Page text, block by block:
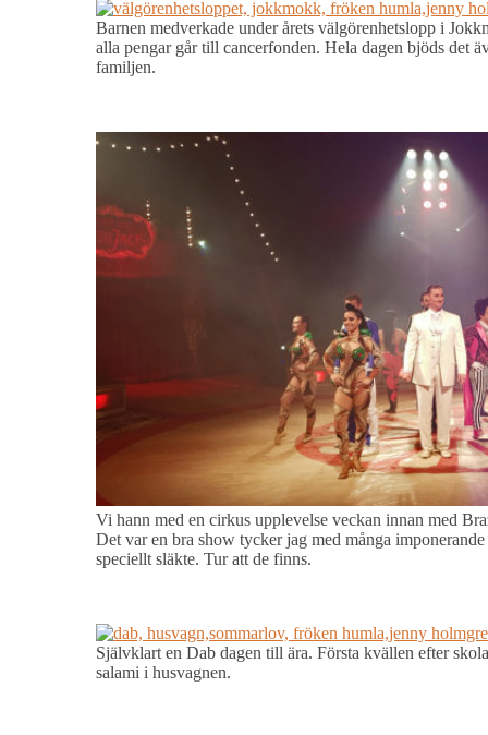
Barnen medverkade under årets välgörenhetslopp i
alla pengar går till cancerfonden. Hela dagen bjöds det
familjen.
Vi hann med en cirkus upplevelse veckan innan med
Det var en bra show tycker jag med många
speciellt släkte. Tur att de finns.
Självklart en Dab dagen till ära. Första kvällen efter
salami i husvagnen.